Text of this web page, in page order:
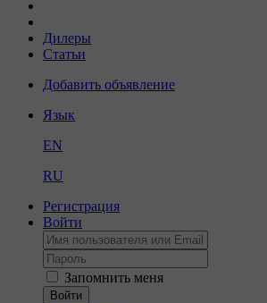
Дилеры
Статьи
Добавить объявление
Язык
EN
RU
Регистрация
Войти
Запомнить меня
Войти